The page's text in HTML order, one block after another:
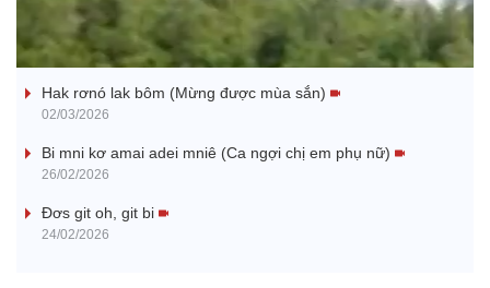
a
V
Nhớ bạn
Hak rơnó lak bôm (Mừng được mùa sắn)
02/03/2026
Bi mni kơ amai adei mniê (Ca ngợi chị em phụ nữ)
26/02/2026
Đơs git oh, git bi
24/02/2026